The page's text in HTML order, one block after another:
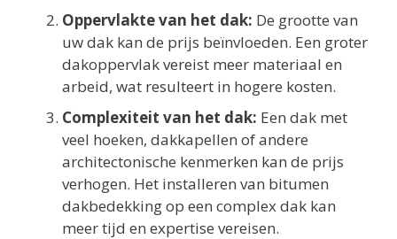
Oppervlakte van het dak: De grootte van
uw dak kan de prijs beïnvloeden. Een groter
dakoppervlak vereist meer materiaal en
arbeid, wat resulteert in hogere kosten.
Complexiteit van het dak: Een dak met
veel hoeken, dakkapellen of andere
architectonische kenmerken kan de prijs
verhogen. Het installeren van bitumen
dakbedekking op een complex dak kan
meer tijd en expertise vereisen.